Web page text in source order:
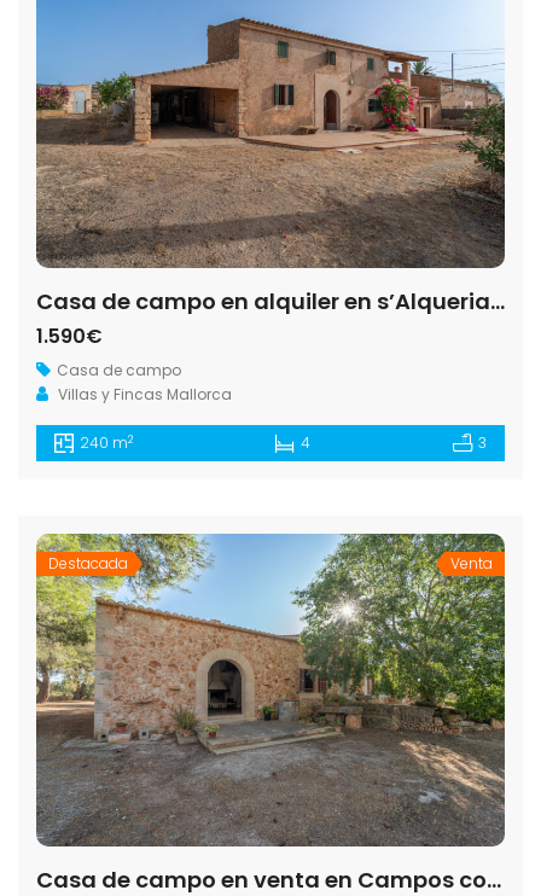
Casa de campo en alquiler en s’Alqueria Blanca con jardín y chimenea
1.590€
Casa de campo
Villas y Fincas Mallorca
240 m2 4 3
Destacada Venta
Casa de campo en venta en Campos con terreno, huerto y pozo propio